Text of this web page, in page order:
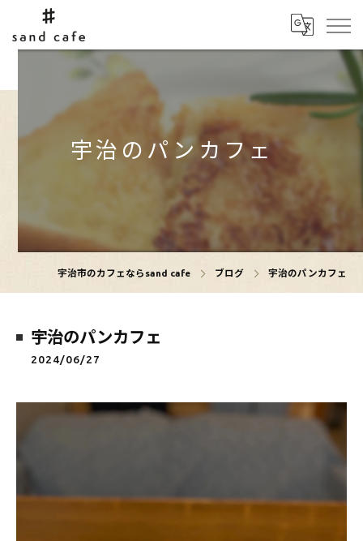
宇治のパンカフェ
宇治市のカフェならsand cafe ブログ 宇治のパンカフェ
宇治のパンカフェ
2024/06/27